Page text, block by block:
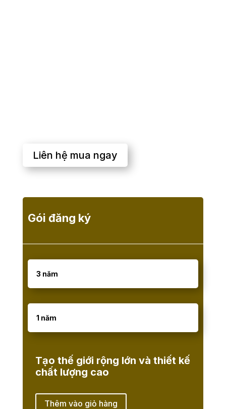
Liên hệ mua ngay
Gói đăng ký
3 năm
1 năm
Tạo thế giới rộng lớn và thiết kế
chất lượng cao
Thêm vào giỏ hàng